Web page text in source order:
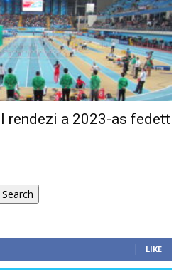
rendezi a 2023-as fedett
Search
LIKE